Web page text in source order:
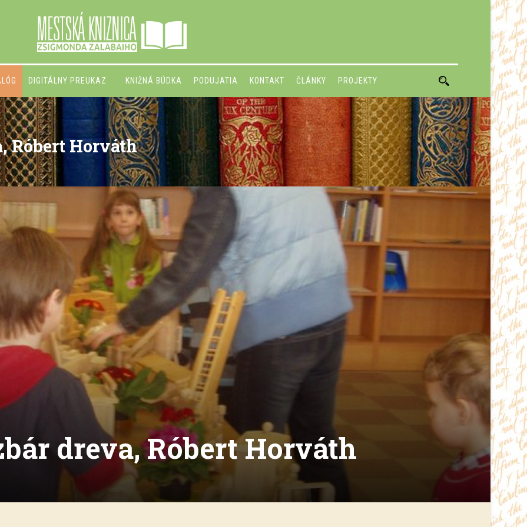
DIGITÁLNY PREUKAZ KNIŽNÁ BÚDKA PODUJATIA KONTAKT ČLÁNKY PROJEKTY
Róbert Horváth
dreva, Róbert Horváth